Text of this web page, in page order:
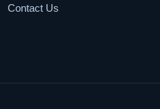
Contact Us